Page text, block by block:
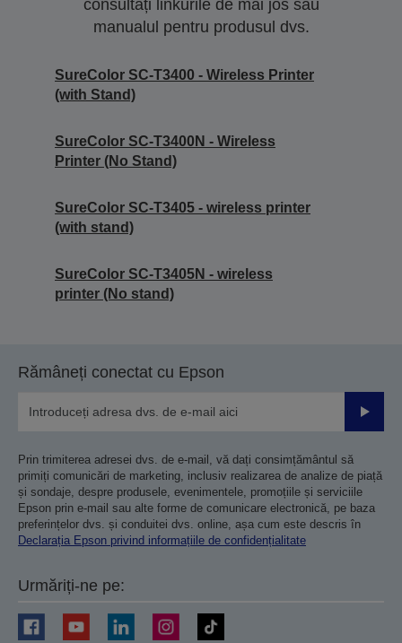
consultați linkurile de mai jos sau
manualul pentru produsul dvs.
SureColor SC-T3400 - Wireless Printer
(with Stand)
SureColor SC-T3400N - Wireless
Printer (No Stand)
SureColor SC-T3405 - wireless printer
(with stand)
SureColor SC-T3405N - wireless
printer (No stand)
Rămâneți conectat cu Epson
Prin trimiterea adresei dvs. de e-mail, vă dați consimțământul să
primiți comunicări de marketing, inclusiv realizarea de analize de piață
și sondaje, despre produsele, evenimentele, promoțiile și serviciile
Epson prin e-mail sau alte forme de comunicare electronică, pe baza
preferințelor dvs. și conduitei dvs. online, așa cum este descris în
Declarația Epson privind informațiile de confidențialitate
Urmăriți-ne pe: